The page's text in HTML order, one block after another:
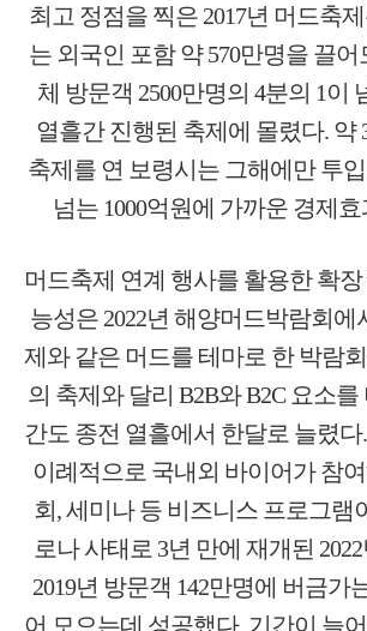
최고 정점을 찍은 2017년 머드축
는 외국인 포함 약 570만명을 끌어
체 방문객 2500만명의 4분의 1이
열흘간 진행된 축제에 몰렸다. 약
축제를 연 보령시는 그해에만 투
넘는 1000억원에 가까운 경제
머드축제 연계 행사를 활용한 확
능성은 2022년 해양머드박람회에
제와 같은 머드를 테마로 한 박람
의 축제와 달리 B2B와 B2C 요소를
간도 종전 열흘에서 한달로 늘렸
이례적으로 국내외 바이어가 참
회, 세미나 등 비즈니스 프로그램
로나 사태로 3년 만에 재개된
2019년 방문객 142만명에 버금가
어 모으는데 성공했다. 기간이 늘